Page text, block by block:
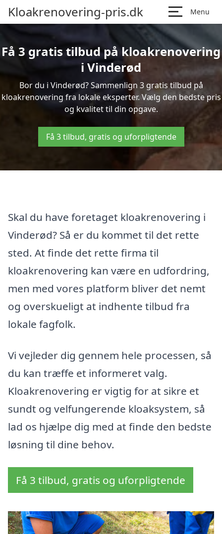
Kloakrenovering-pris.dk Menu
Få 3 gratis tilbud på kloakrenovering
i Vinderød
Bor du i Vinderød? Sammenlign 3 gratis tilbud på
kloakrenovering fra lokale eksperter. Vælg den bedste pris
og kvalitet til din opgave.
Få 3 tilbud, gratis og uforpligtende
Skal du have foretaget kloakrenovering i
Vinderød? Så er du kommet til det rette
sted. At finde det rette firma til
kloakrenovering kan være en udfordring,
men med vores platform bliver det nemt
og overskueligt at indhente tilbud fra
lokale fagfolk.
Vi vejleder dig gennem hele processen, så
du kan træffe et informeret valg.
Kloakrenovering er vigtig for at sikre et
sundt og velfungerende kloaksystem, så
lad os hjælpe dig med at finde den bedste
løsning til dine behov.
Få 3 tilbud, gratis og uforpligtende